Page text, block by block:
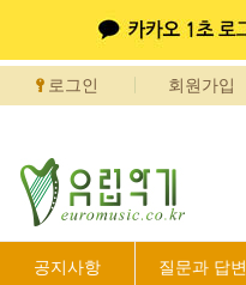
로그인 회원가입
공지사항 질문과 답변